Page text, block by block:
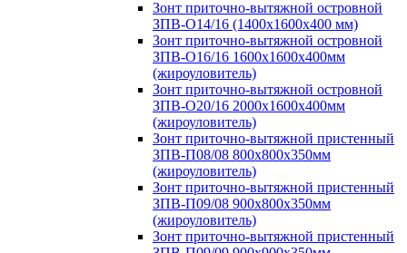
Зонт приточно-вытяжной островной
ЗПВ-О14/16 (1400х1600х400 мм)
Зонт приточно-вытяжной островной
ЗПВ-О16/16 1600х1600х400мм
(жироуловитель)
Зонт приточно-вытяжной островной
ЗПВ-О20/16 2000х1600х400мм
(жироуловитель)
Зонт приточно-вытяжной пристенный
ЗПВ-П08/08 800х800х350мм
(жироуловитель)
Зонт приточно-вытяжной пристенный
ЗПВ-П09/08 900х800х350мм
(жироуловитель)
Зонт приточно-вытяжной пристенный